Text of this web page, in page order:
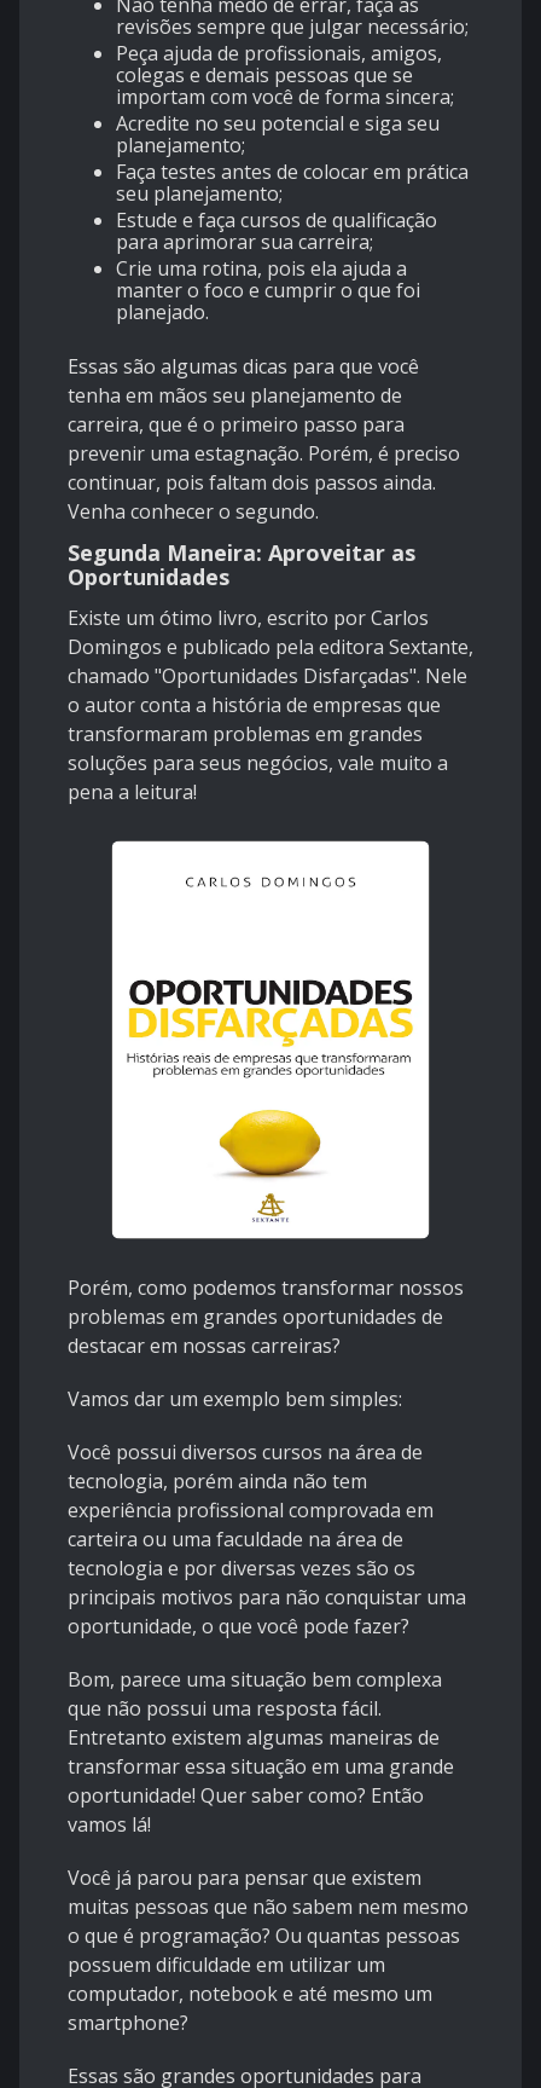
revisões sempre que julgar necessário;
Peça ajuda de profissionais, amigos,
colegas e demais pessoas que se
importam com você de forma sincera;
Acredite no seu potencial e siga seu
planejamento;
Faça testes antes de colocar em prática
seu planejamento;
Estude e faça cursos de qualificação
para aprimorar sua carreira;
Crie uma rotina, pois ela ajuda a
manter o foco e cumprir o que foi
planejado.
Essas são algumas dicas para que você
tenha em mãos seu planejamento de
carreira, que é o primeiro passo para
prevenir uma estagnação. Porém, é preciso
continuar, pois faltam dois passos ainda.
Venha conhecer o segundo.
Segunda Maneira: Aproveitar as
Oportunidades
Existe um ótimo livro, escrito por Carlos
Domingos e publicado pela editora Sextante,
chamado "Oportunidades Disfarçadas". Nele
o autor conta a história de empresas que
transformaram problemas em grandes
soluções para seus negócios, vale muito a
pena a leitura!
Porém, como podemos transformar nossos
problemas em grandes oportunidades de
destacar em nossas carreiras?
Vamos dar um exemplo bem simples:
Você possui diversos cursos na área de
tecnologia, porém ainda não tem
experiência profissional comprovada em
carteira ou uma faculdade na área de
tecnologia e por diversas vezes são os
principais motivos para não conquistar uma
oportunidade, o que você pode fazer?
Bom, parece uma situação bem complexa
que não possui uma resposta fácil.
Entretanto existem algumas maneiras de
transformar essa situação em uma grande
oportunidade! Quer saber como? Então
vamos lá!
Você já parou para pensar que existem
muitas pessoas que não sabem nem mesmo
o que é programação? Ou quantas pessoas
possuem dificuldade em utilizar um
computador, notebook e até mesmo um
smartphone?
Essas são grandes oportunidades para